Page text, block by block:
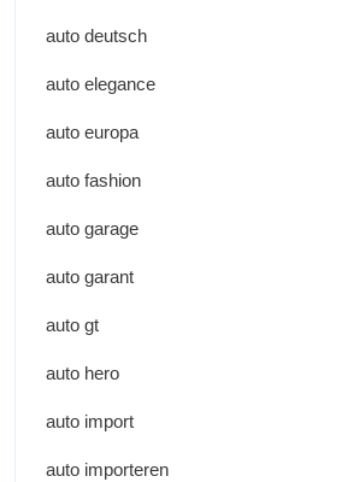
auto deutsch
auto elegance
auto europa
auto fashion
auto garage
auto garant
auto gt
auto hero
auto import
auto importeren